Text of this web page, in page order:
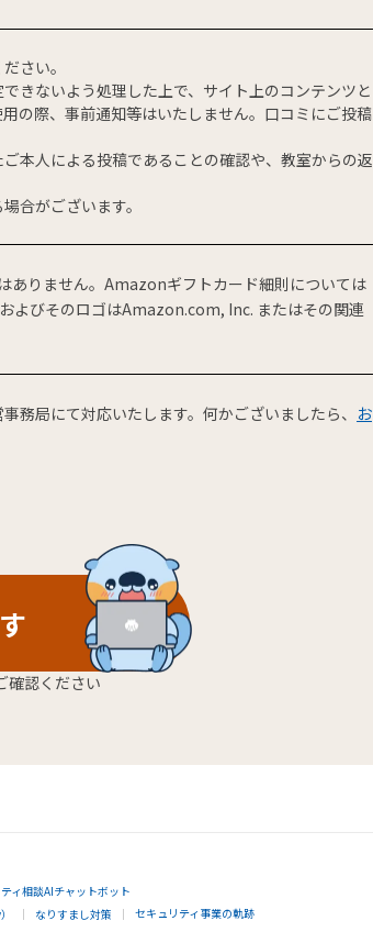
さい。
きないよう処理した上で、サイト上のコンテンツと
の際、事前通知等はいたしません。口コミにご投稿
本人による投稿であることの確認や、教室からの返
合がございます。
りません。Amazonギフトカード細則については
びそのロゴはAmazon.com, Inc. またはその関連
務局にて対応いたします。何かございましたら、 お
確認ください
ィ相談AIチャットボット
なりすまし対策 セキュリティ事業の軌跡